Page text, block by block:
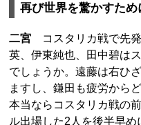
再び世界を驚かすため
二宮 コスタリカ戦で先
英、伊東純也、田中碧は
でしょうか。遠藤は右ひ
ますし、鎌田も疲労から
本当ならコスタリカ戦の
ル出場した2人を後半早